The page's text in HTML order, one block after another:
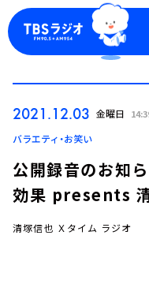
ログイン
2021.12.03 金曜日
バラエティ・お笑い
公開録音のお知
効果 presents
清塚信也 Ｘタイム ラジオ